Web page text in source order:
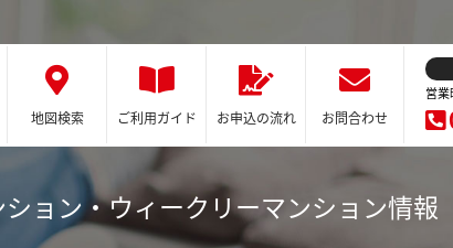
地図検索 ご利用ガイド お申込の流れ お問合わせ
営
ョン・ウィークリーマンション情報